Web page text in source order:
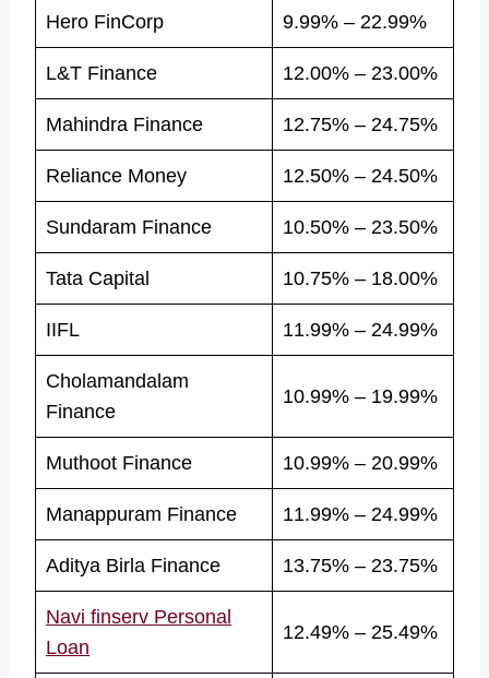
Hero FinCorp 9.99% – 22.99%
L&T Finance 12.00% – 23.00%
Mahindra Finance 12.75% – 24.75%
Reliance Money 12.50% – 24.50%
Sundaram Finance 10.50% – 23.50%
Tata Capital 10.75% – 18.00%
IIFL 11.99% – 24.99%
Cholamandalam
Finance
10.99% – 19.99%
Muthoot Finance 10.99% – 20.99%
Manappuram Finance 11.99% – 24.99%
Aditya Birla Finance 13.75% – 23.75%
Navi finserv Personal
Loan
12.49% – 25.49%